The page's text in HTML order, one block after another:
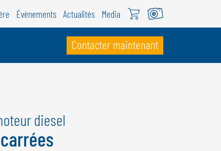
Évènements Actualités Media
Contacter maintenant
diesel